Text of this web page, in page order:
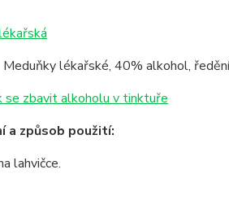
lékařské, 40% alkohol,
se zbavit alkoholu v tinktuře
a způsob použití:
lahvičce.